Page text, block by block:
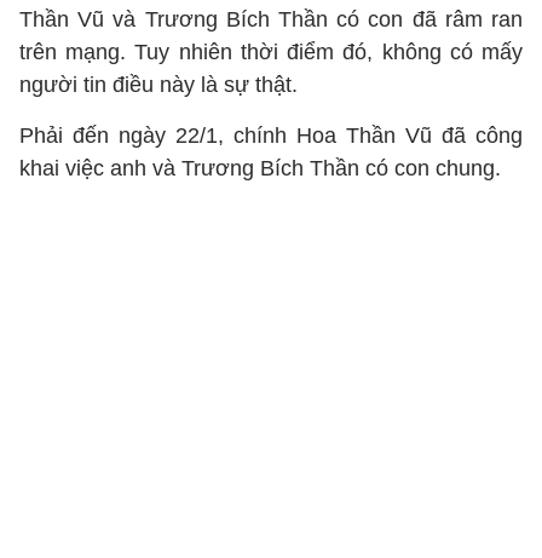
Thần Vũ và Trương Bích Thần có con đã râm ran
trên mạng. Tuy nhiên thời điểm đó, không có mấy
người tin điều này là sự thật.
Phải đến ngày 22/1, chính Hoa Thần Vũ đã công
khai việc anh và Trương Bích Thần có con chung.